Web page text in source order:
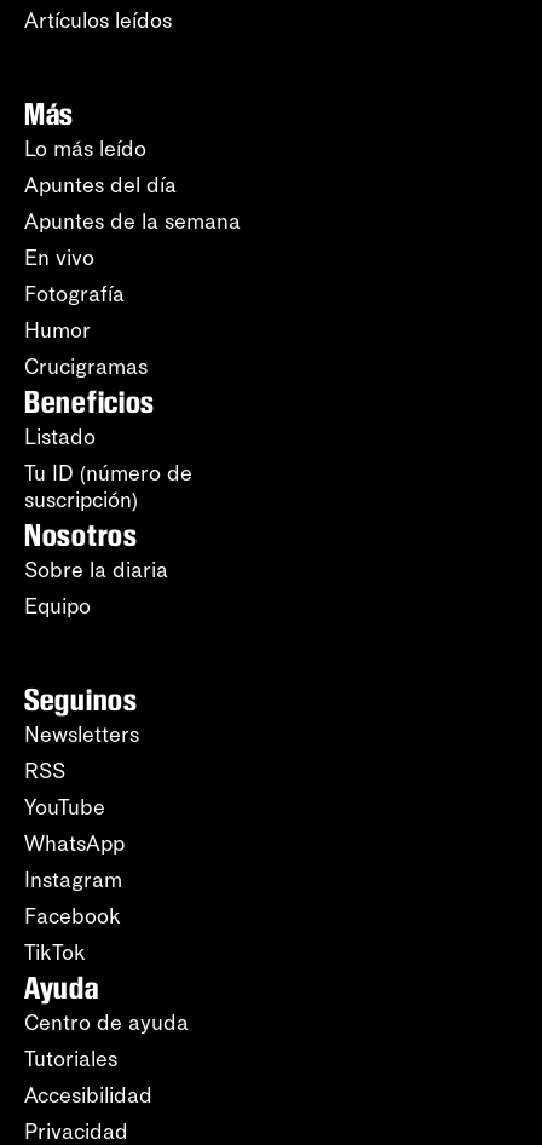
Artículos leídos
Más
Lo más leído
Apuntes del día
Apuntes de la semana
En vivo
Fotografía
Humor
Crucigramas
Beneficios
Listado
Tu ID (número de
suscripción)
Nosotros
Sobre la diaria
Equipo
Seguinos
Newsletters
RSS
YouTube
WhatsApp
Instagram
Facebook
TikTok
Ayuda
Centro de ayuda
Tutoriales
Accesibilidad
Privacidad